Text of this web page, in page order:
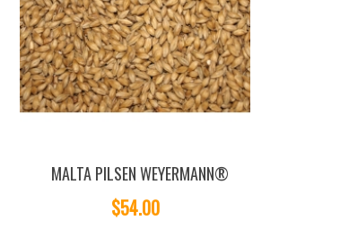
MALTA PILSEN WEYERMANN®
$54.00